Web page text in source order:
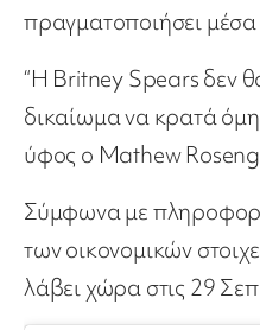
πραγματοποιήσει
“Η Britney Spears δεν
δικαίωμα να κρατά
ύφος ο Mathew
Σύμφωνα με
των οικονομικών
λάβει χώρα στις 29